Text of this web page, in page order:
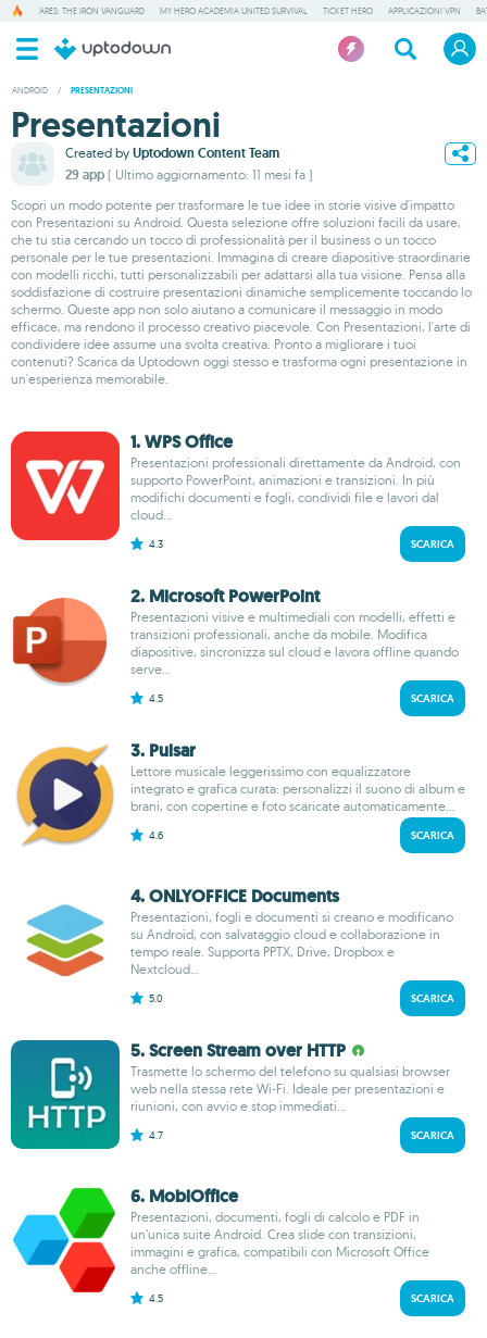
ARES: THE IRON VANGUARD MY HERO ACADEMIA UNITED SURVIVAL TICKET HERO APPLICAZIONI VPN
ANDROID / PRESENTAZIONI
Presentazioni
Created by Uptodown Content Team
29 app ( Ultimo aggiornamento: 11 mesi fa )
Scopri un modo potente per trasformare le tue idee in storie visive d'impatto
con Presentazioni su Android. Questa selezione offre soluzioni facili da usare,
che tu stia cercando un tocco di professionalità per il business o un tocco
personale per le tue presentazioni. Immagina di creare diapositive straordinarie
con modelli ricchi, tutti personalizzabili per adattarsi alla tua visione. Pensa alla
soddisfazione di costruire presentazioni dinamiche semplicemente toccando lo
schermo. Queste app non solo aiutano a comunicare il messaggio in modo
efficace, ma rendono il processo creativo piacevole. Con Presentazioni, l'arte di
condividere idee assume una svolta creativa. Pronto a migliorare i tuoi
contenuti? Scarica da Uptodown oggi stesso e trasforma ogni presentazione in
un'esperienza memorabile.
1. WPS Office
Presentazioni professionali direttamente da Android, con
supporto PowerPoint, animazioni e transizioni. In più
modifichi documenti e fogli, condividi file e lavori dal
cloud...
4.3 SCARICA
2. Microsoft PowerPoint
Presentazioni visive e multimediali con modelli, effetti e
transizioni professionali, anche da mobile. Modifica
diapositive, sincronizza sul cloud e lavora offline quando
serve...
4.5 SCARICA
3. Pulsar
Lettore musicale leggerissimo con equalizzatore
integrato e grafica curata: personalizzi il suono di album e
brani, con copertine e foto scaricate automaticamente...
4.6 SCARICA
4. ONLYOFFICE Documents
Presentazioni, fogli e documenti si creano e modificano
su Android, con salvataggio cloud e collaborazione in
tempo reale. Supporta PPTX, Drive, Dropbox e
Nextcloud...
5.0 SCARICA
5. Screen Stream over HTTP
Trasmette lo schermo del telefono su qualsiasi browser
web nella stessa rete Wi‑Fi. Ideale per presentazioni e
riunioni, con avvio e stop immediati...
4.7 SCARICA
6. MobiOffice
Presentazioni, documenti, fogli di calcolo e PDF in
un’unica suite Android. Crea slide con transizioni,
immagini e grafica, compatibili con Microsoft Office
anche offline...
4.5 SCARICA